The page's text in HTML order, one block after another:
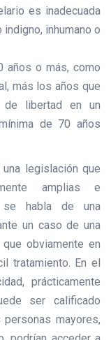
es inadecuada
inhumano o
años o más, como
más los años que
de libertad en un
de 70 años
legislación que
amplias e
se habla de una
un caso de una
obviamente en
tratamiento. En el
prácticamente
ser calificado
mayores,